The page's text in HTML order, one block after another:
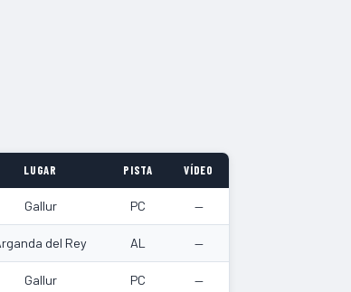
LUGAR PISTA VÍDEO
Gallur PC —
del Rey AL —
Gallur PC —